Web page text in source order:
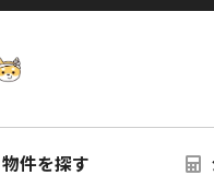
物件を探す